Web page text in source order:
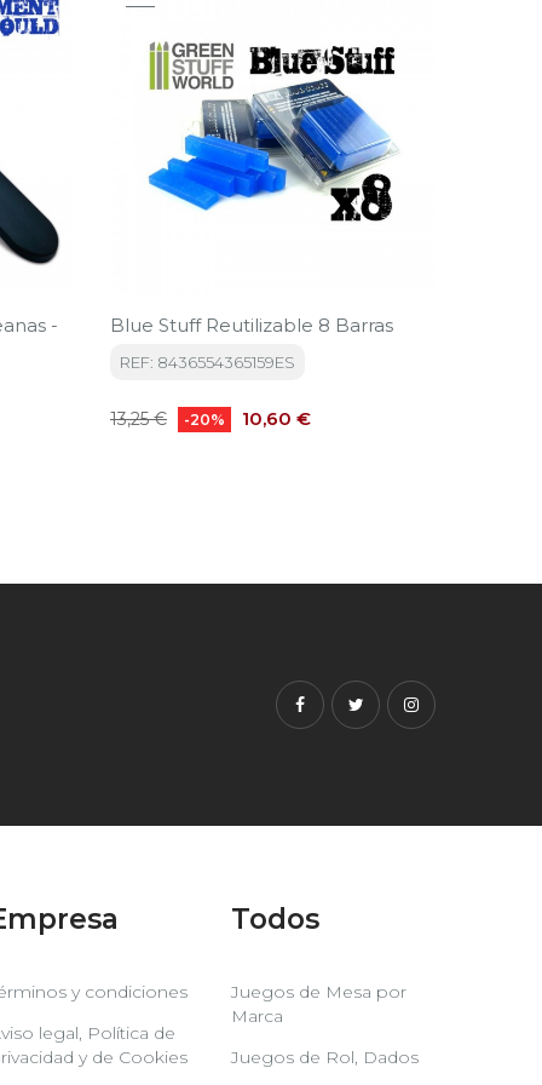
-
Blue Stuff Reutilizable 8 Barras
REF: 8436554365159ES
Precio
13,25 € -20% Precio
10,60 €
Facebook
TwitterInstagram
y condiciones
legal, Política de
y de Cookies
Todos
Juegos de Mesa por
Marca
Juegos de Rol, Dados